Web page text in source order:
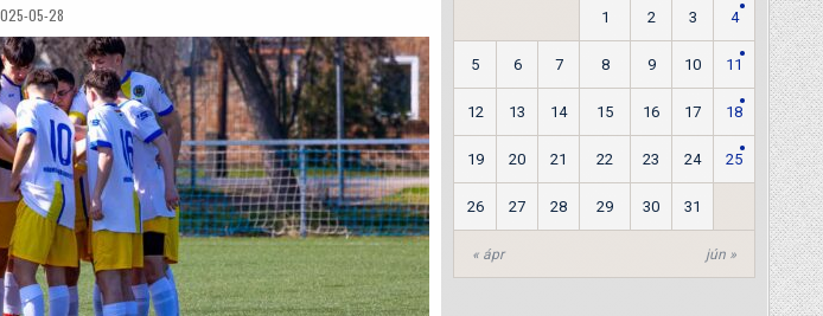
05-28
« ápr jún »
1 2 3 4
5 6 7 8 9 10 11
12 13 14 15 16 17 18
19 20 21 22 23 24 25
26 27 28 29 30 31